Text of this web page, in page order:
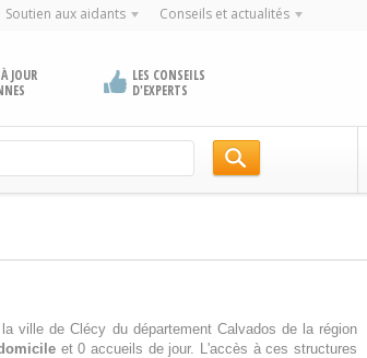
Soutien aux aidants Conseils et actualités
JOUR
LES CONSEILS
D'EXPERTS
ville de Clécy du département Calvados de la région
et 0 accueils de jour. L'accès à ces structures